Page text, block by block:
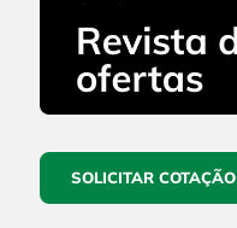
SOLICITAR COTAÇÃO